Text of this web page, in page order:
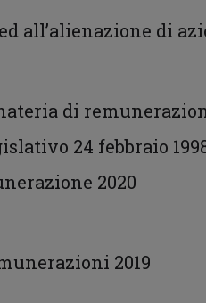
all’alienazione di
di
24 febbraio
2020
2019